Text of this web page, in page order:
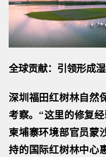
全球贡献：引领形成
深圳福田红树林自然
考察。“这里的修复
柬埔寨环境部官员蒙
持的国际红树林中心